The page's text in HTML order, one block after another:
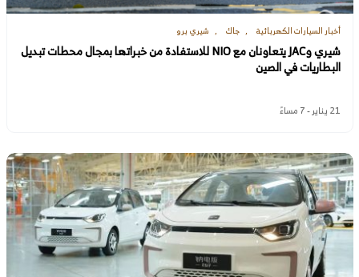
أخبار السيارات الكهربائية جاك شيري برو
شيري وJAC يتعاونان مع NIO للاستفادة من خبراتها بمجال محطات تبديل
البطاريات في الصين
21 يناير - 7 مساءً